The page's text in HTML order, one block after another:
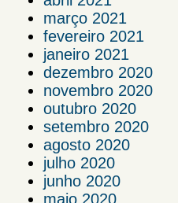
março 2021
fevereiro 2021
janeiro 2021
dezembro 2020
novembro 2020
outubro 2020
setembro 2020
agosto 2020
julho 2020
junho 2020
maio 2020